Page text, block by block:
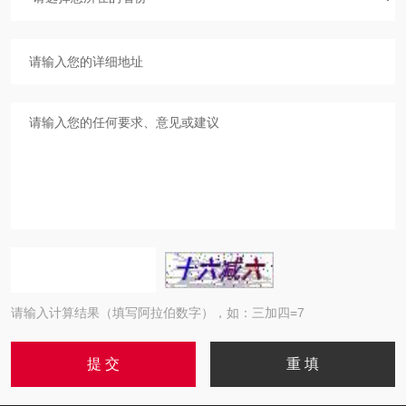
请输入计算结果（填写阿拉伯数字），如：三加四=7